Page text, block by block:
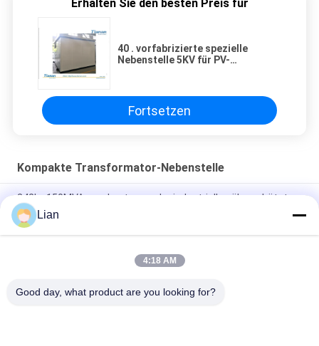
Erhalten Sie den besten Preis für
40 . vorfabrizierte spezielle
Nebenstelle 5KV für PV-
Fortsetzen
Kompakte Transformator-Nebenstelle
242kv 150MVA weg Lasts-von der industriellen ölgeschützten
kompakten Transformator-Nebenstelle
Reihe 12kv Zbw fabrizierte kompakte Transformator-
Lian
4:18 AM
Good day, what product are you looking for?